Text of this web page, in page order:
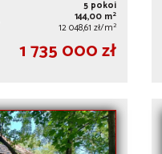
5 pokoi
144,00 m2
12 048,61 zł/m2
1 735 000 zł